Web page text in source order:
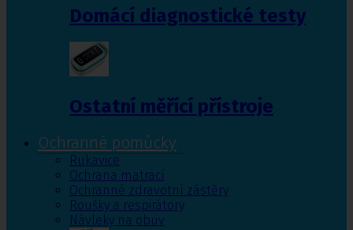
Domácí diagnostické testy
Ostatní měřící přístroje
Ochranné pomůcky
Rukavice
Ochrana matrací
Ochranné zdravotní zástěry
Roušky a respirátory
Návleky na obuv